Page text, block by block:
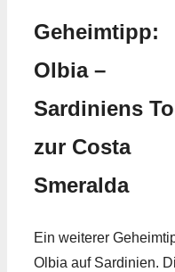
Geheimtipp:
Olbia –
Sardiniens
zur Costa
Smeralda
Ein weiterer
Olbia auf Sardinien.